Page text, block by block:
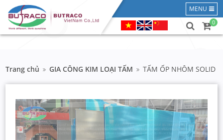
MENU
0
Trang chủ GIA CÔNG KIM LOẠI TẤM TẤM ỐP NHÔM SOLID